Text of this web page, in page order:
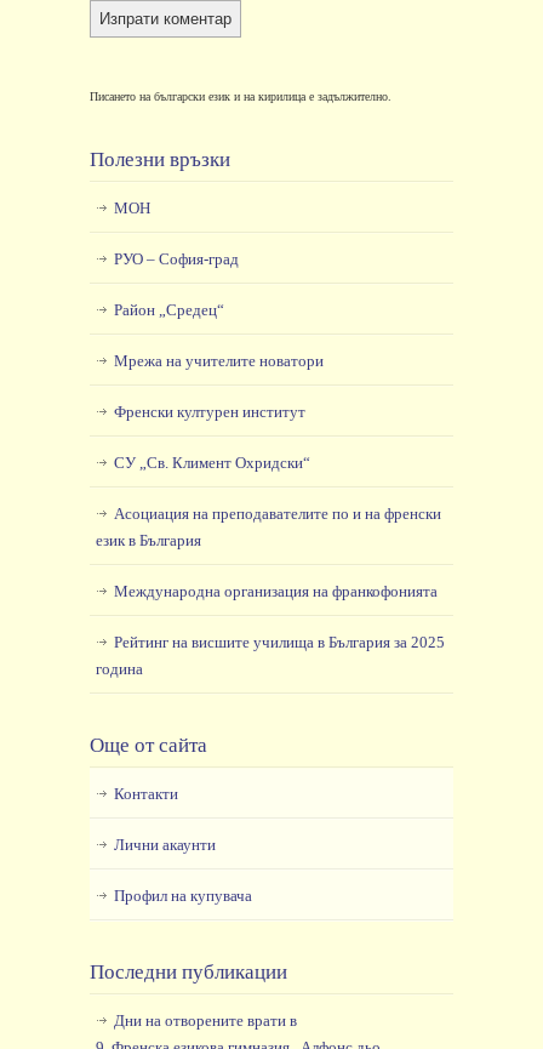
Писането на български език и на кирилица е задължително.
Полезни връзки
МОН
РУО – София-град
Район „Средец“
Мрежа на учителите новатори
Френски културен институт
СУ „Св. Климент Охридски“
Асоциация на преподавателите по и на френски
език в България
Международна организация на франкофонията
Рейтинг на висшите училища в България за 2025
година
Още от сайта
Контакти
Лични акаунти
Профил на купувача
Последни публикации
Дни на отворените врати в